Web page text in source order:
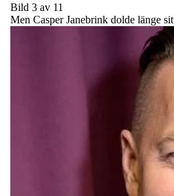
Bild 3 av 11
Men Casper Janebrink dolde länge